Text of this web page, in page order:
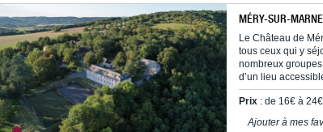
MÉRY-SUR-
Le Château de
tous ceux qui y
nombreux
d’un lieu
Prix: de 16€ à 24€
Ajouter à mes